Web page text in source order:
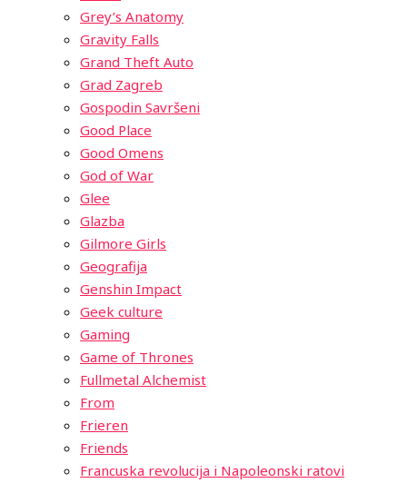
Grey’s Anatomy
Gravity Falls
Grand Theft Auto
Grad Zagreb
Gospodin Savršeni
Good Place
Good Omens
God of War
Glee
Glazba
Gilmore Girls
Geografija
Genshin Impact
Geek culture
Gaming
Game of Thrones
Fullmetal Alchemist
From
Frieren
Friends
Francuska revolucija i Napoleonski ratovi